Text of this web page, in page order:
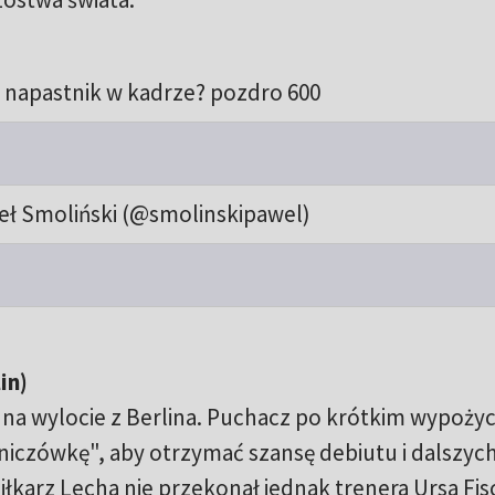
w kadrze? pozdro 600
Smoliński (@smolinskipawel)
wylocie z Berlina. Puchacz po krótkim
aby otrzymać szansę debiutu i dalszych
Lecha nie przekonał jednak trenera Ursa